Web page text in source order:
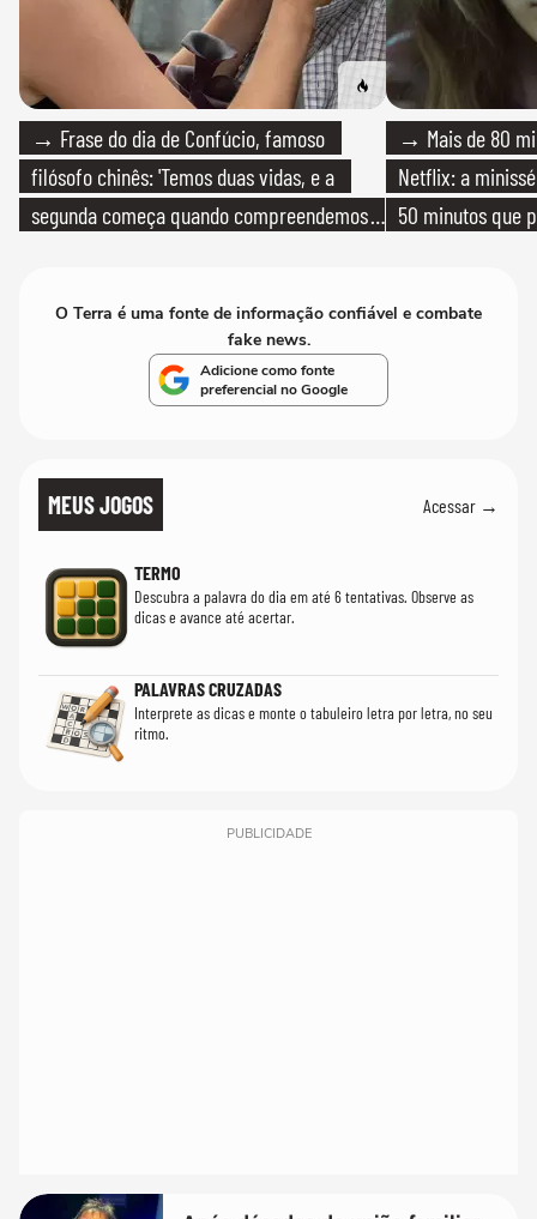
→ Frase do dia de Confúcio, famoso
filósofo chinês: 'Temos duas vidas, e a
segunda começa quando compreendemos
→ Mais de 80
Netflix: a
50 minutos que
O Terra é uma fonte de informação confiável e combate
fake news.
Adicione como fonte
preferencial no Google
MEUS JOGOS Acessar →
TERMO
Descubra a palavra do dia em até 6 tentativas. Observe as
dicas e avance até acertar.
PALAVRAS CRUZADAS
Interprete as dicas e monte o tabuleiro letra por letra, no seu
ritmo.
PUBLICIDADE